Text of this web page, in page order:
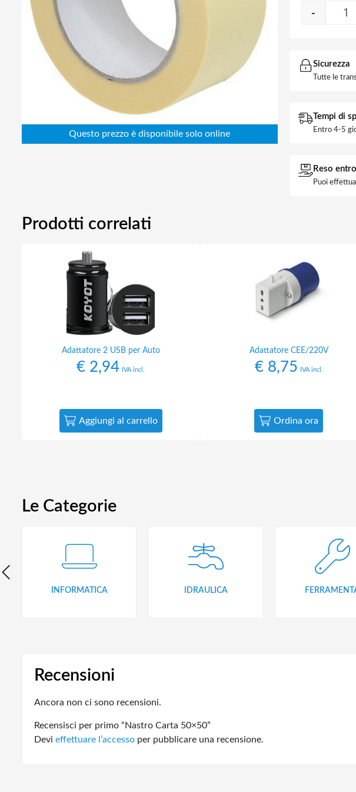
Abbigliamento da lavoro
Alimentatori
Batterie
Elettricità
Elettronica
Edilizia
-
Sicurezza
Tutte le
Tempi di
Entro 4-5
Reso
Puoi
Prodotti correlati
Adattatore 2 USB per Auto
€ 2,94 IVA incl.
Aggiungi al carrello
Adattatore CEE/220V
€8,75 IVA incl.
Ordina ora
Le Categorie
INFORMATICA IDRAULICA
Recensioni
Ancora non ci sono recensioni.
Recensisci per primo “Nastro Carta 50×50”
Devi effettuare l’accesso per pubblicare una recensione.